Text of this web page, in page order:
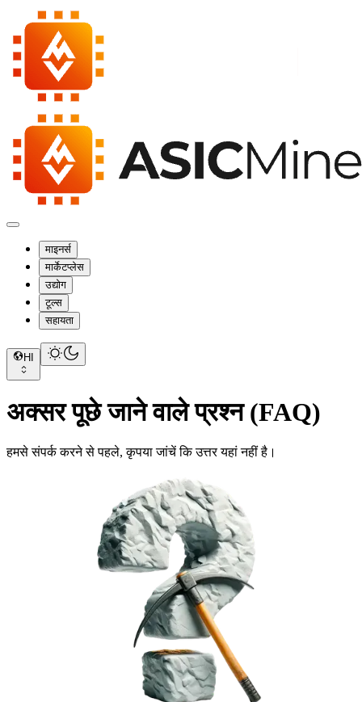
माइनर्स
मार्केटप्लेस
उद्योग
टूल्स
सहायता
HI
अक्सर पूछे जाने वाले प्रश्न (FAQ)
हमसे संपर्क करने से पहले, कृपया जांचें कि उत्तर यहां नहीं है।